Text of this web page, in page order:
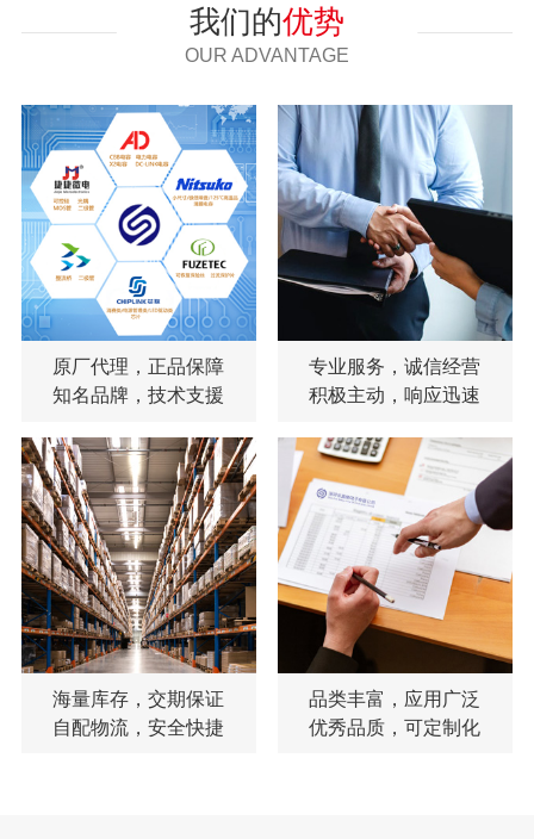
我们的优势
OUR ADVANTAGE
原厂代理，正品保障
知名品牌，技术支援
专业服务，诚信经营
积极主动，响应迅速
海量库存，交期保证
自配物流，安全快捷
品类丰富，应用广泛
优秀品质，可定制化